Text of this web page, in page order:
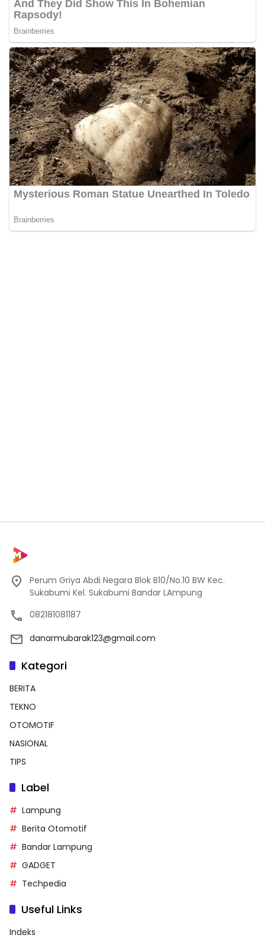
Perum Griya Abdi Negara Blok B10/No.10 BW Kec.
Sukabumi Kel. Sukabumi Bandar LAmpung
082181081187
danarmubarak123@gmail.com
Kategori
BERITA
TEKNO
OTOMOTIF
NASIONAL
TIPS
Label
Lampung
Berita Otomotif
Bandar Lampung
GADGET
Techpedia
Useful Links
Indeks